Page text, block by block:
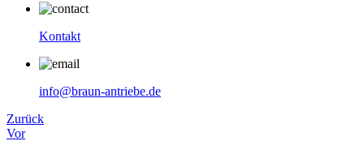
Kontakt
info@braun-antriebe.de
Zurück
Vor